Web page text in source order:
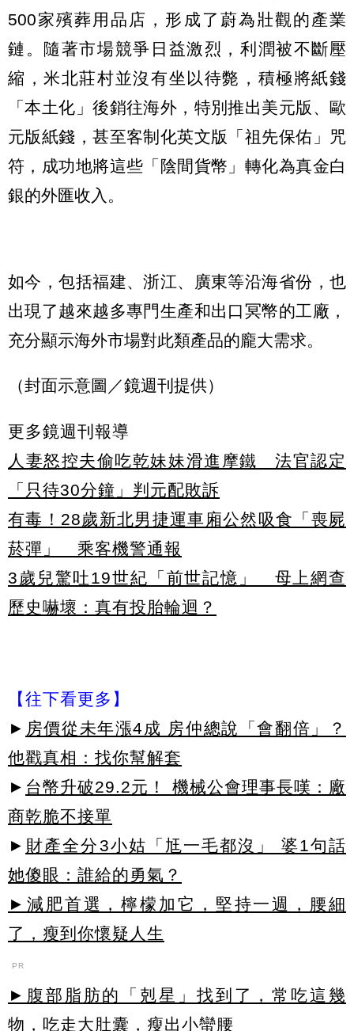
500家殯葬用品店，形成了蔚為壯觀的產業
鏈。隨著市場競爭日益激烈，利潤被不斷壓
縮，米北莊村並沒有坐以待斃，積極將紙錢
「本土化」後銷往海外，特別推出美元版、歐
元版紙錢，甚至客制化英文版「祖先保佑」咒
符，成功地將這些「陰間貨幣」轉化為真金白
銀的外匯收入。
如今，包括福建、浙江、廣東等沿海省份，也
出現了越來越多專門生產和出口冥幣的工廠，
充分顯示海外市場對此類產品的龐大需求。
（封面示意圖／鏡週刊提供）
更多鏡週刊報導
人妻怒控夫偷吃乾妹妹滑進摩鐵 法官認定
「只待30分鐘」判元配敗訴
有毒！28歲新北男捷運車廂公然吸食「喪屍
菸彈」 乘客機警通報
3歲兒驚吐19世紀「前世記憶」 母上網查
歷史嚇壞：真有投胎輪迴？
【往下看更多】
► 房價從未年漲4成 房仲總說「會翻倍」？
他戳真相：找你幫解套
► 台幣升破29.2元！ 機械公會理事長嘆：廠
商乾脆不接單
► 財產全分3小姑「尪一毛都沒」 婆1句話
她傻眼：誰給的勇氣？
►減肥首選，檸檬加它，堅持一週，腰細
了，瘦到你懷疑人生
PR
►腹部脂肪的「剋星」找到了，常吃這幾
物，吃走大肚囊，瘦出小蠻腰